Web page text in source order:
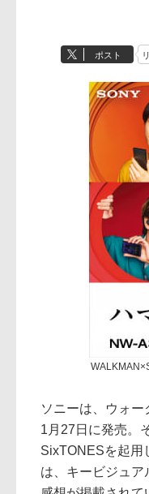
ポスト
ソニーは、ウォ
1月27日に発売。
SixTONESを起用
は、キービジュ